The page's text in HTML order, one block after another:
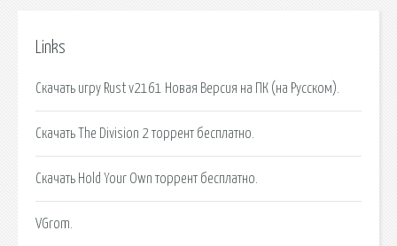
Links
Скачать игру Rust v2161 Новая Версия на ПК (на Русском).
Скачать The Division 2 торрент бесплатно.
Скачать Hold Your Own торрент бесплатно.
VGrom.